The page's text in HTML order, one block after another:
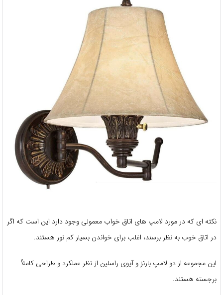
نکته ای که در مورد لامپ های اتاق خواب معمولی وجود دارد این است که اگر
در اتاق خوب به نظر برسند، اغلب برای خواندن بسیار کم نور هستند.
این مجموعه از دو لامپ بارنز و آیوی راسلین از نظر عملکرد و طراحی کاملاً
برجسته هستند.